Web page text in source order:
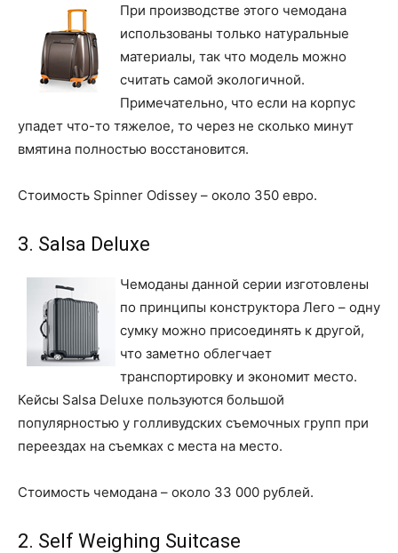
При производстве этого чемодана
использованы только натуральные
материалы, так что модель можно
считать самой экологичной.
Примечательно, что если на корпус
упадет что-то тяжелое, то через не сколько минут
вмятина полностью восстановится.
Стоимость Spinner Odissey – около 350 евро.
3. Salsa Deluxe
Чемоданы данной серии изготовлены
по принципы конструктора Лего – одну
сумку можно присоединять к другой,
что заметно облегчает
транспортировку и экономит место.
Кейсы Salsa Deluxe пользуются большой
популярностью у голливудских съемочных групп при
переездах на съемках с места на место.
Стоимость чемодана – около 33 000 рублей.
2. Self Weighing Suitcase